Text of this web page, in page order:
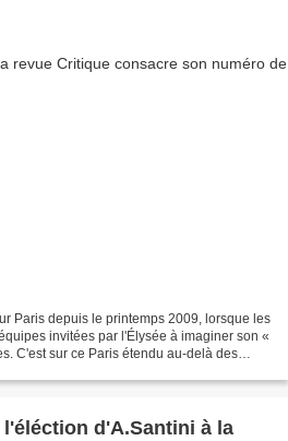
Paris depuis le printemps 2009, lorsque les
invitées par l'Élysée à imaginer son «
C'est sur ce Paris étendu au-delà des
d'A.Santini à la